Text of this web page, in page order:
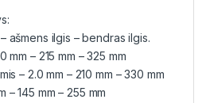
ašmens ilgis – bendras ilgis.
mm – 215 mm – 325 mm
– 2.0 mm – 210 mm – 330 mm
– 145 mm – 255 mm